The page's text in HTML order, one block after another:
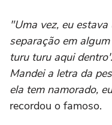
"Uma vez, eu
separação em
turu turu aqui
Mandei a letra da
ela tem namorado,
recordou o famoso.